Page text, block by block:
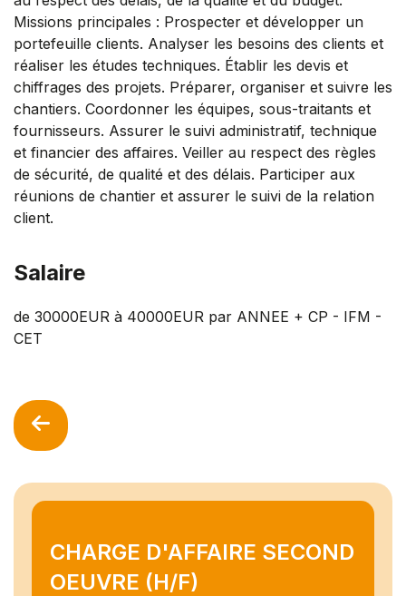
CHARGE D'AFFAIRE SECOND
OEUVRE (H/F)
Missions principales : Prospecter et développer un
portefeuille clients. Analyser les besoins des clients et
réaliser les études techniques. Établir les devis et
chiffrages des projets. Préparer, organiser et suivre les
chantiers. Coordonner les équipes, sous-traitants et
fournisseurs. Assurer le suivi administratif, technique
et financier des affaires. Veiller au respect des règles
de sécurité, de qualité et des délais. Participer aux
réunions de chantier et assurer le suivi de la relation
client.
Salaire
de 30000EUR à 40000EUR par ANNEE + CP - IFM -
CET